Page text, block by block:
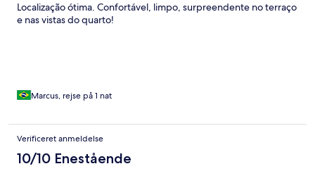
Localização ótima. Confortável, limpo, surpreendente no terraço
e nas vistas do quarto!
Marcus, rejse på 1 nat
Verificeret anmeldelse
10/10 Enestående